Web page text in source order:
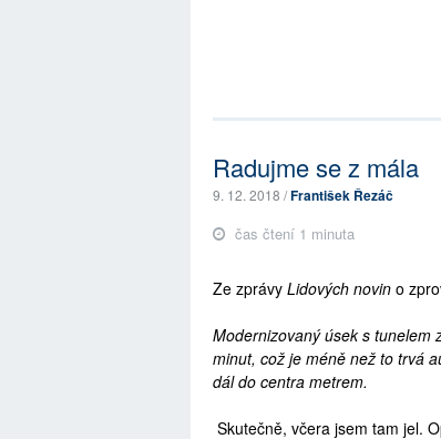
Radujme se z mála
9. 12. 2018 /František Řezáč
čas čtení 1 minuta
Ze zprávy Lidových novin o
Modernizovaný úsek s tunelem
minut, což je méně než to trvá
dál do centra metrem.
Skutečně, včera jsem tam jel.